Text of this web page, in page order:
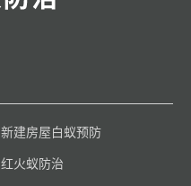
新建房屋白蚁预防
红火蚁防治